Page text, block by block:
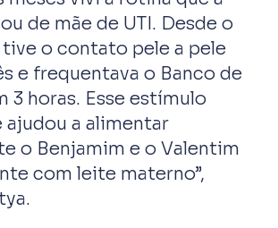
de mãe de UTI. Desde o
o contato pele a pele
e frequentava o Banco de
3 horas. Esse estímulo
a alimentar
o Benjamim e o Valentim
com leite materno”,